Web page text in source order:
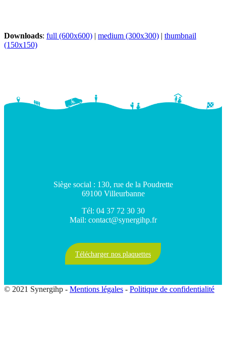
Downloads: full (600x600) | medium (300x300) | thumbnail
(150x150)
Siège social : 130, rue de la Poudrette
69100 Villeurbanne
Tél: 04 37 72 30 30
Mail: contact@synergihp.fr
Télécharger nos plaquettes
© 2021 Synergihp - Mentions légales - Politique de confidentialité